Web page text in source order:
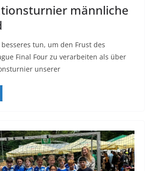
männliche
tun, um den Frust des
Final Four zu verarbeiten als über
unserer